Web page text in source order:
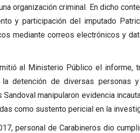
organización criminal. En dicho
y participación del imputado
mediante correos electrónicos y
al Ministerio Público el informe,
detención de diversas personas
manipularon evidencia
como sustento pericial en la
personal de Carabineros dio